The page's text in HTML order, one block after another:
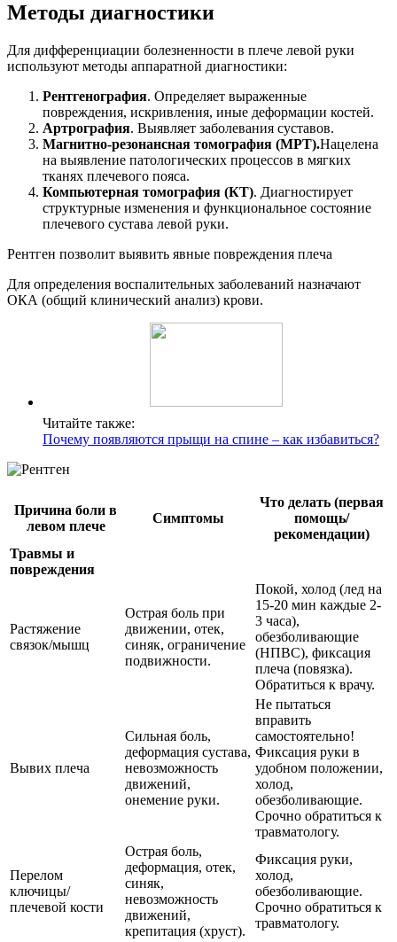
Методы диагностики
Для дифференциации болезненности в плече левой руки
используют методы аппаратной диагностики:
Рентгенография. Определяет выраженные
повреждения, искривления, иные деформации костей.
Артрография. Выявляет заболевания суставов.
Магнитно-резонансная томография (МРТ).Нацелена
на выявление патологических процессов в мягких
тканях плечевого пояса.
Компьютерная томография (КТ). Диагностирует
структурные изменения и функциональное состояние
плечевого сустава левой руки.
Рентген позволит выявить явные повреждения плеча
Для определения воспалительных заболеваний назначают
ОКА (общий клинический анализ) крови.
Читайте также:
Почему появляются прыщи на спине – как избавиться?
Причина боли в
левом плече
Симптомы
Что делать (первая
помощь/
рекомендации)
Травмы и
повреждения
Растяжение
связок/мышц
Острая боль при
движении, отек,
синяк, ограничение
подвижности.
Покой, холод (лед на
15-20 мин каждые 2-
3 часа),
обезболивающие
(НПВС), фиксация
плеча (повязка).
Обратиться к врачу.
Вывих плеча
Сильная боль,
деформация сустава,
невозможность
движений,
онемение руки.
Не пытаться
вправить
самостоятельно!
Фиксация руки в
удобном положении,
холод,
обезболивающие.
Срочно обратиться к
травматологу.
Перелом
ключицы/
плечевой кости
Острая боль,
деформация, отек,
синяк,
невозможность
движений,
крепитация (хруст).
Фиксация руки,
холод,
обезболивающие.
Срочно обратиться к
травматологу.